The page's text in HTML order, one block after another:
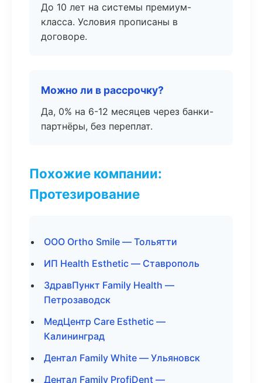
До 10 лет на системы премиум-
класса. Условия прописаны в
договоре.
Можно ли в рассрочку?
Да, 0% на 6-12 месяцев через банки-
партнёры, без переплат.
Похожие компании:
Протезирование
ООО Ortho Smile — Тольятти
ИП Health Esthetic — Ставрополь
ЗдравПункт Family Health —
Петрозаводск
МедЦентр Care Esthetic —
Калининград
Дентал Family White — Ульяновск
Дентал Family ProfiDent —